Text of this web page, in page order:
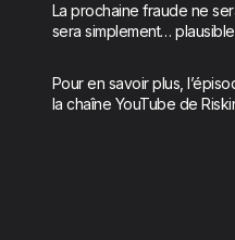
La prochaine fraude ne
sera simplement…
Pour en savoir plus,
la chaîne YouTube de